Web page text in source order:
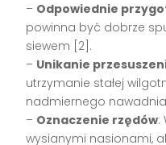
– Odpowiednie
powinna być dobrze
siewem [2].
– Unikanie
utrzymanie stałej
nadmiernego
– Oznaczenie rzędów:
wysianymi nasionami,